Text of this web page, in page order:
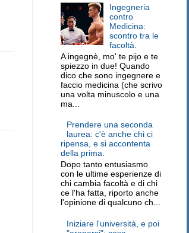
Ingegneria
contro
Medicina:
scontro tra le
facoltà.
A ingegnè, mo' te pijo e te
spiezzo in due! Quando
dico che sono ingegnere e
faccio medicina (che scrivo
una volta minuscolo e una
ma...
Prendere una seconda
laurea: c'è anche chi ci
ripensa, e si accontenta
della prima.
Dopo tanto entusiasmo
con le ultime esperienze di
chi cambia facoltà e di chi
ce l'ha fatta, riporto anche
l'opinione di qualcuno ch...
Iniziare l'università, e poi